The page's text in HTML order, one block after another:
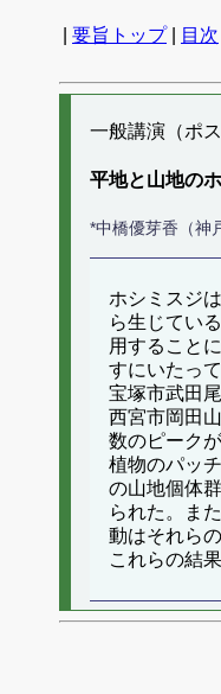
要旨トップ| 目次
一般講演（ポ
平地と山地の
*中橋優芽香（神
ホシミスジ
ら生じてい
用すること
すにいたっ
宝塚市武田
西宮市岡田
数のピーク
植物のパッ
の山地個体
られた。ま
動はそれら
これらの結